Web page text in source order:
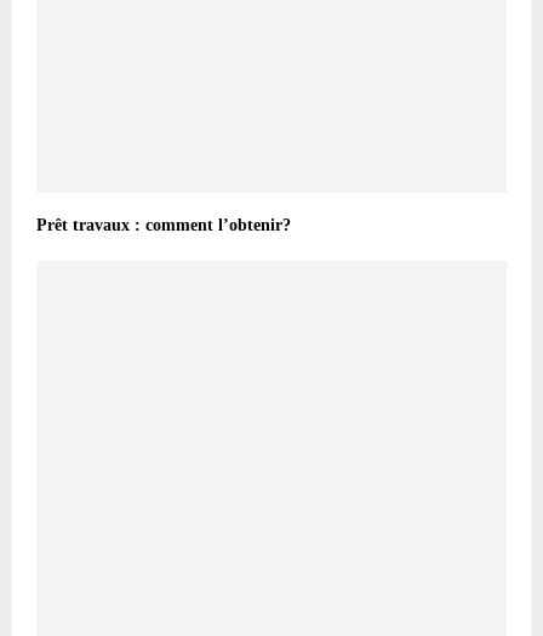
Prêt travaux : comment l’obtenir?